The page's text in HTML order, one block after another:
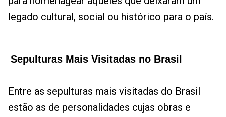
legado cultural, social ou histórico para o país.
Sepulturas Mais Visitadas no Brasil
Entre as sepulturas mais visitadas do Brasil
estão as de personalidades cujas obras e